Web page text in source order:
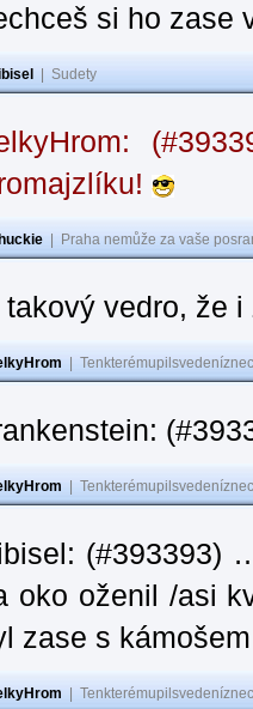
si ho zase
Sudety
Praha nemůže za vaše
takový vedro, že
(#393393)
oko oženil /asi
zase s